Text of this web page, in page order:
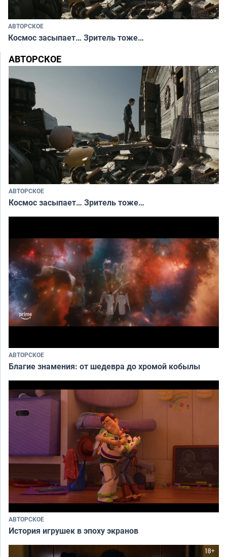
АВТОРСКОЕ
Космос засыпает… Зритель тоже…
АВТОРСКОЕ
АВТОРСКОЕ
Космос засыпает… Зритель тоже…
АВТОРСКОЕ
Благие знамения: от шедевра до хромой кобылы
АВТОРСКОЕ
История игрушек в эпоху экранов